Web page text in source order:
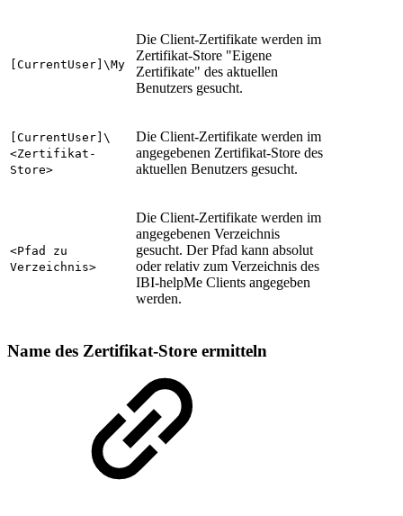
[CurrentUser]\My
Die Client-Zertifikate werden im
Zertifikat-Store "Eigene
Zertifikate" des aktuellen
Benutzers gesucht.
[CurrentUser]\
<Zertifikat-
Store>
Die Client-Zertifikate werden im
angegebenen Zertifikat-Store des
aktuellen Benutzers gesucht.
<Pfad zu
Verzeichnis>
Die Client-Zertifikate werden im
angegebenen Verzeichnis
gesucht. Der Pfad kann absolut
oder relativ zum Verzeichnis des
IBI-helpMe Clients angegeben
werden.
Name des Zertifikat-Store ermitteln